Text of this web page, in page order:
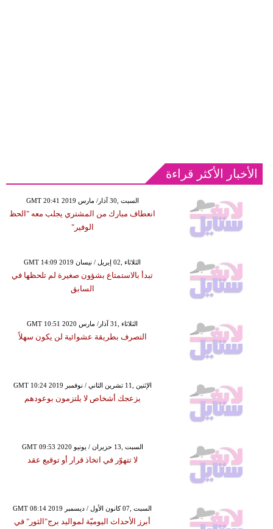
الأخبار الأكثر قراءة
GMT 20:41 2019 السبت ,30 آذار/ مارس
انعطاف مبارك من المشتري يجلب معه "الحظ
الوفير"
GMT 14:09 2019 الثلاثاء ,02 إبريل / نيسان
تبدأ بالاستمتاع بشؤون صغيرة لم تلحظها في
السابق
GMT 10:51 2020 الثلاثاء ,31 آذار/ مارس
التصرف بطريقة عشوائية لن يكون سهلاً
GMT 10:24 2019 الإثنين ,11 تشرين الثاني / نوفمبر
يزعجك أشخاص لا يلتزمون بوعودهم
GMT 09:53 2020 السبت ,13 حزيران / يونيو
لا تتهوّر في اتخاذ قرار أو توقيع عقد
GMT 08:14 2019 السبت ,07 كانون الأول / ديسمبر
أبرز الأحداث اليوميّة لمواليد برج"الثور" في